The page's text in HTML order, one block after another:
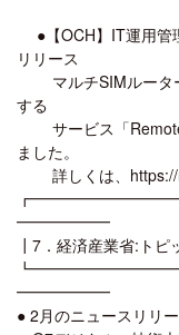
●【OCH】IT運用管
リリース
マルチSIMルーター
する
サービス「Remote
ました。
詳しくは、https://
━━━━━━
┃7．経済産業省:トピ
━━━━━━
● 2月のニュースリリ